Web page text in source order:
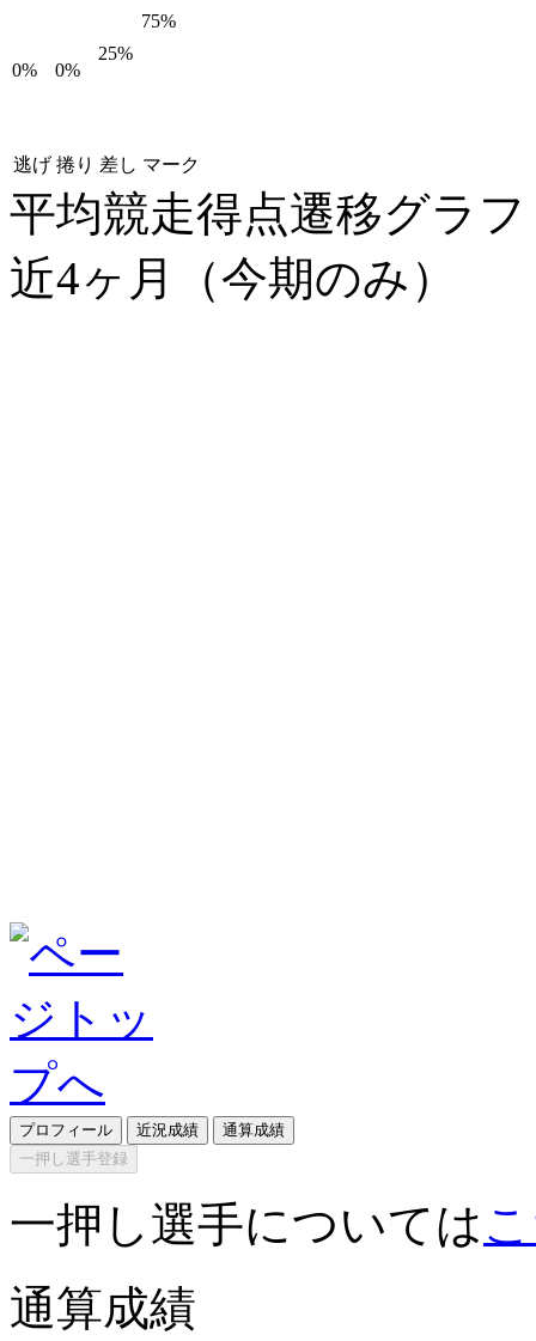
0% 0%
25%
75%
逃げ 捲り 差し マーク
平均競走得点遷移グラ
近4ヶ月（今期のみ）
プロフィール 近況成績
通算成績
一押し選手登録
一押し選手については
通算成績